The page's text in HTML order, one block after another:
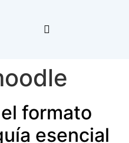
formato
esencial